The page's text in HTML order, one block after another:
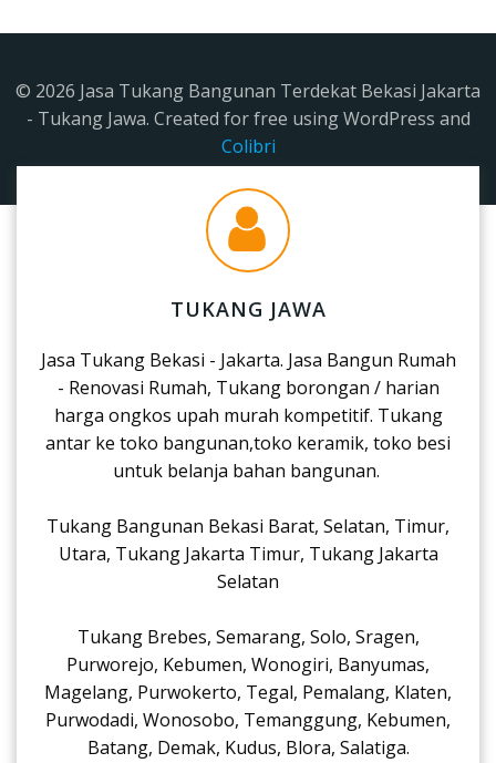
© 2026 Jasa Tukang Bangunan Terdekat Bekasi Jakarta
- Tukang Jawa. Created for free using WordPress and
Colibri
TUKANG JAWA
Jasa Tukang Bekasi - Jakarta. Jasa Bangun Rumah
- Renovasi Rumah, Tukang borongan / harian
harga ongkos upah murah kompetitif. Tukang
antar ke toko bangunan,toko keramik, toko besi
untuk belanja bahan bangunan.
Tukang Bangunan Bekasi Barat, Selatan, Timur,
Utara, Tukang Jakarta Timur, Tukang Jakarta
Selatan
Tukang Brebes, Semarang, Solo, Sragen,
Purworejo, Kebumen, Wonogiri, Banyumas,
Magelang, Purwokerto, Tegal, Pemalang, Klaten,
Purwodadi, Wonosobo, Temanggung, Kebumen,
Batang, Demak, Kudus, Blora, Salatiga.